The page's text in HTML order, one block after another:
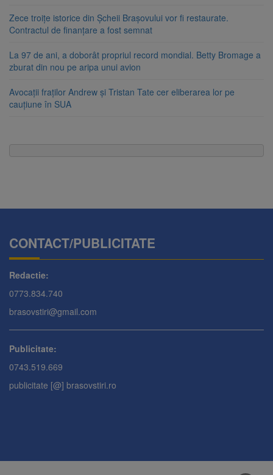
Zece troițe istorice din Șcheii Brașovului vor fi restaurate.
Contractul de finanțare a fost semnat
La 97 de ani, a doborât propriul record mondial. Betty Bromage a
zburat din nou pe aripa unui avion
Avocații fraților Andrew și Tristan Tate cer eliberarea lor pe
cauțiune în SUA
CONTACT/PUBLICITATE
Redactie:
0773.834.740
brasovstiri@gmail.com
Publicitate:
0743.519.669
publicitate [@] brasovstiri.ro